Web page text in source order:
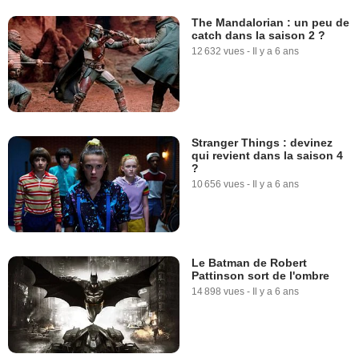
The Mandalorian : un peu de
catch dans la saison 2 ?
12 632 vues - Il y a 6 ans
Stranger Things : devinez
qui revient dans la saison 4
?
10 656 vues - Il y a 6 ans
Le Batman de Robert
Pattinson sort de l'ombre
14 898 vues - Il y a 6 ans